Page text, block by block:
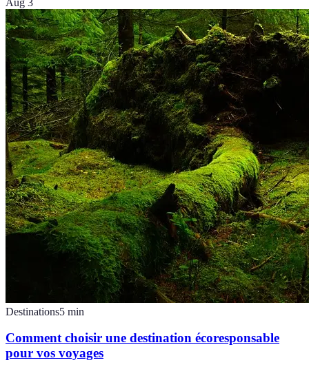
Destinations5 min
Comment choisir une destination écoresponsable
pour vos voyages